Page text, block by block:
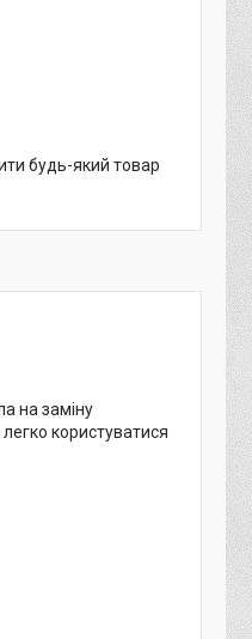
будь-який товар
на заміну
користуватися